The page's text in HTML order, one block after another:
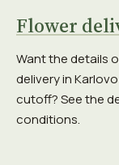
Flower
Want the details
delivery in
cutoff? See the
conditions.